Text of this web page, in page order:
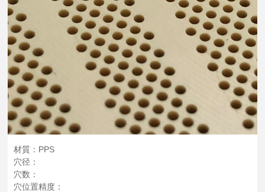
材質：PPS
穴径：
穴数：
穴位置精度：